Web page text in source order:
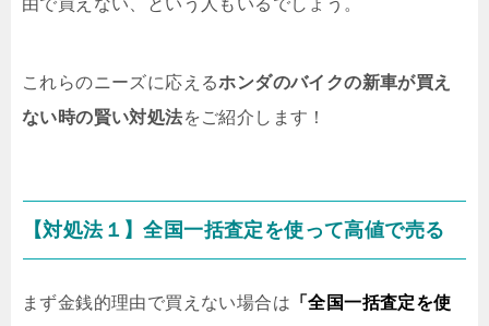
これらのニーズに応えるホンダのバイクの新車が買え
ない時の賢い対処法をご紹介します！
【対処法１】全国一括査定を使って高値で売る
まず金銭的理由で買えない場合は 「全国一括査定を使